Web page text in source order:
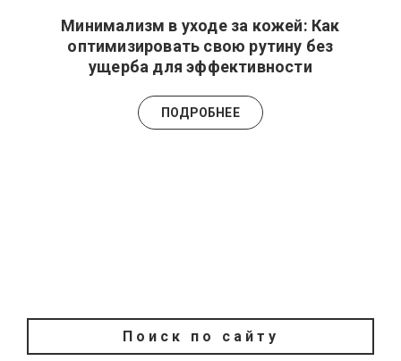
Минимализм в уходе за кожей: Как
оптимизировать свою рутину без
ущерба для эффективности
ПОДРОБНЕЕ
Поиск по сайту